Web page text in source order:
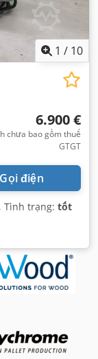
1 / 10
6.900 €
chưa bao gồm thuế
GTGT
Gọi điện
, Tình trạng: tốt